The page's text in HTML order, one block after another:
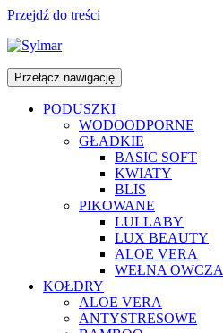
Przejdź do treści
Przełącz nawigację
PODUSZKI
WODOODPORNE
GŁADKIE
BASIC SOFT
KWIATY
BLIS
PIKOWANE
LULLABY
LUX BEAUTY
ALOE VERA
WEŁNA OWCZA
KOŁDRY
ALOE VERA
ANTYSTRESOWE